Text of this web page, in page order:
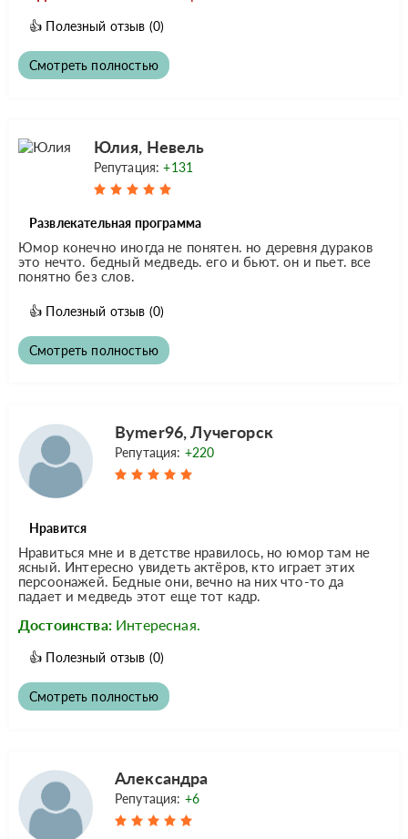
👍 Полезный отзыв (0)
Смотреть полностью
Юлия, Невель
Репутация:+131
Развлекательная программа
Юмор конечно иногда не понятен. но деревня дураков
это нечто. бедный медведь. его и бьют. он и пьет. все
понятно без слов.
👍 Полезный отзыв (0)
Смотреть полностью
Bymer96, Лучегорск
Репутация: +220
Нравится
Нравиться мне и в детстве нравилось, но юмор там не
ясный. Интересно увидеть актёров, кто играет этих
персоонажей. Бедные они, вечно на них что-то да
падает и медведь этот еще тот кадр.
Достоинства: Интересная.
👍 Полезный отзыв (0)
Смотреть полностью
Александра
Репутация: +6